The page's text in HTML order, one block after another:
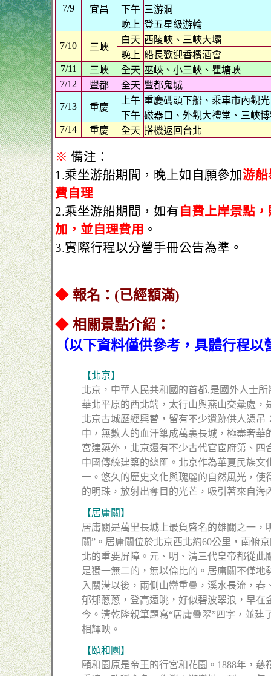
7/9 宜昌
下午 三游洞
晚上 登五星級游輪
7/10 三峽
白天 西陵峽、三峽大壩
晚上 船長歡迎香檳酒會
7/11
三峽 全天 巫峽、小三峽、瞿塘峽
7/12
豐都 全天 豐都鬼城
7/13 重慶
上午 重慶碼頭下船、乘車市內觀光
下午 磁器口、外觀大禮堂、三峽
7/14
重慶 全天 搭機返回台北
※ 備注：
1.乘坐游船期間，晚上如自願參加游船
費自理
2.乘坐游船期間，如有 自費上岸景點
加，並自理費用 。
3.實際行程以分營手冊公告為準。
◆ 報名：(已經額滿)
◆ 相關景點介紹：
（以下資料僅供參考，具體行程以
【北京】
北京，中華人民共和國的首都,是國外人士
華北平原的西北端，太行山與燕山交彙處，
北京古城歷經興替，留有不少遺跡供人憑吊
中，無數人的血汗築成萬裏長城，極盡奢華
宮建築外，北京還有不少古代官宦府第、四
中國傳統建築的總匯。北京作為華夏民族文
一。悠久的歷史文化與瑰麗的自然風光，使
的明珠，放射出奪目的光芒，吸引著來自海
【居庸關】
居庸關是萬里長城上最負盛名的雄關之一，
關”。居庸關位於北京西北約60公里，南俯
北的重要屏障。元、明、清三代皇帝都從此
是獨一無二的，無以倫比的。居庸關不僅地
入關溝以後，兩側山巒重疊，溪水長流，
郁郁蔥蔥，登高遠眺，好似碧波翠浪，早在
今。清乾隆親筆題寫“居庸疊翠”四字，並建
相輝映。
【頤和園】
頤和園原是帝王的行宮和花園。1888年，